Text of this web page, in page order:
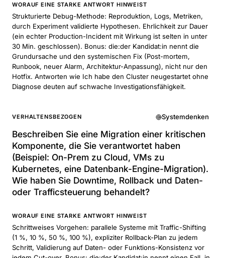
WORAUF EINE STARKE ANTWORT HINWEIST
Strukturierte Debug-Methode: Reproduktion, Logs, Metriken,
durch Experiment validierte Hypothesen. Ehrlichkeit zur Dauer
(ein echter Production-Incident mit Wirkung ist selten in unter
30 Min. geschlossen). Bonus: die:der Kandidat:in nennt die
Grundursache und den systemischen Fix (Post-mortem,
Runbook, neuer Alarm, Architektur-Anpassung), nicht nur den
Hotfix. Antworten wie Ich habe den Cluster neugestartet ohne
Diagnose deuten auf schwache Investigationsfähigkeit.
VERHALTENSBEZOGEN Systemdenken
Beschreiben Sie eine Migration einer kritischen
Komponente, die Sie verantwortet haben
(Beispiel: On-Prem zu Cloud, VMs zu
Kubernetes, eine Datenbank-Engine-Migration).
Wie haben Sie Downtime, Rollback und Daten-
oder Trafficsteuerung behandelt?
WORAUF EINE STARKE ANTWORT HINWEIST
Schrittweises Vorgehen: parallele Systeme mit Traffic-Shifting
(1 %, 10 %, 50 %, 100 %), expliziter Rollback-Plan zu jedem
Schritt, Validierung auf Daten- oder Funktions-Konsistenz vor